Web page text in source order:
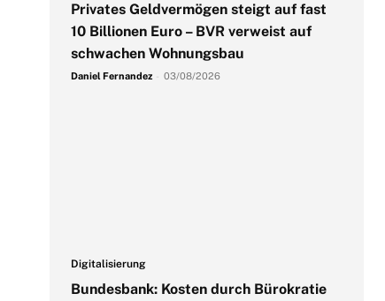
Privates Geldvermögen steigt auf fast
10 Billionen Euro – BVR verweist auf
schwachen Wohnungsbau
Daniel Fernandez 03/08/2026
Digitalisierung
Bundesbank: Kosten durch Bürokratie